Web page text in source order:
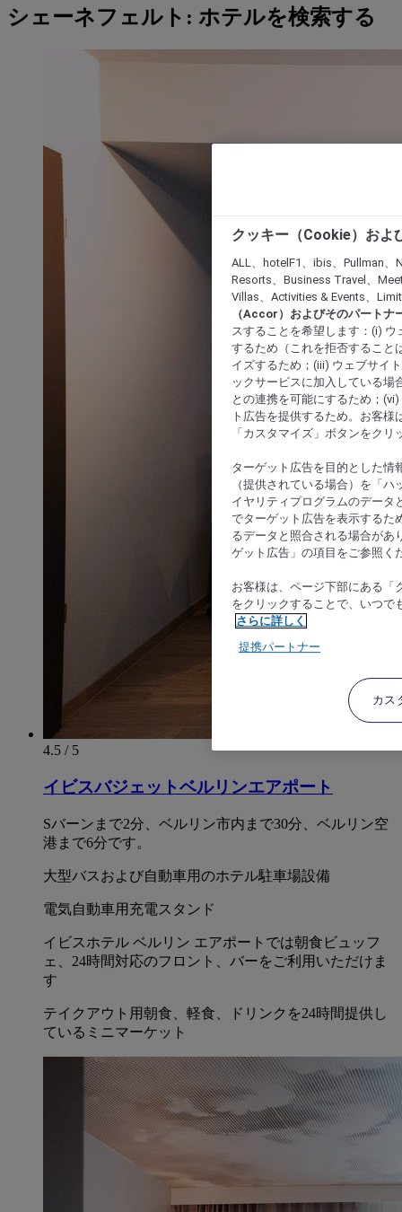
シェーネフェルト: ホテルを検索する
4.5 / 5
イビスバジェットベルリンエアポート
Sバーンまで2分、ベルリン市内まで30分、ベルリン空
港まで6分です。
大型バスおよび自動車用のホテル駐車場設備
電気自動車用充電スタンド
イビスホテル ベルリン エアポートでは朝食ビュッフ
ェ、24時間対応のフロント、バーをご利用いただけま
す
テイクアウト用朝食、軽食、ドリンクを24時間提供し
ているミニマーケット
クッキー（Cookie）およ
ALL、hotelF1、ibis、Pullman
Resorts、Business Travel、
Villas、Activities & Events、
（Accor）およびそのパートナ
スすることを希望します：(i)
するため（これを拒否すること
イズするため；(iii) ウェブサイ
ックサービスに加入している場
との連携を可能にするため；
ト広告を提供するため。お客
「カスタマイズ」ボタンをク
ターゲット広告を目的とした情
（提供されている場合）を「
イヤリティプログラムのデータ
でターゲット広告を表示するた
るデータと照合される場合があ
ゲット広告」の項目をご参照く
お客様は、ページ下部にある「
をクリックすることで、いつで
さらに詳しく
提携パートナー
カス